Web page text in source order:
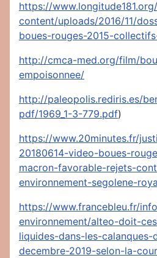
https://
content/uploads/2016/11/
boues-rouges-2015-
http://cmca-med.org/film/
empoisonnee/
http://paleopolis.rediris.es/
pdf/1969_1-3-779.pdf)
https://www.20minutes.fr/
20180614-video-boues-
macron-favorable-rejets-
environnement-segolene-
https://www.francebleu.fr/
environnement/alteo-doit-
liquides-dans-les-
decembre-2019-selon-la-